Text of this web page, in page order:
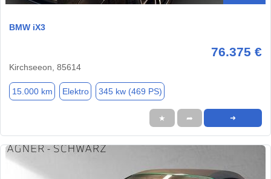
BMW iX3
76.375 €
Kirchseeon, 85614
15.000 km Elektro 345 kw (469 PS)
★ ➦ ➜